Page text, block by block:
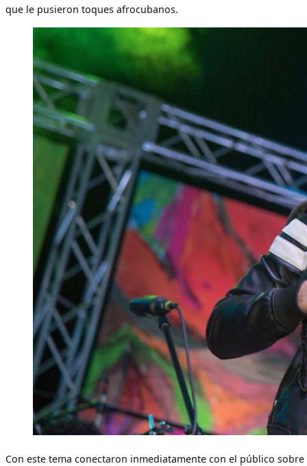
que le pusieron toques afrocubanos.
Con este tema conectaron inmediatamente con el público